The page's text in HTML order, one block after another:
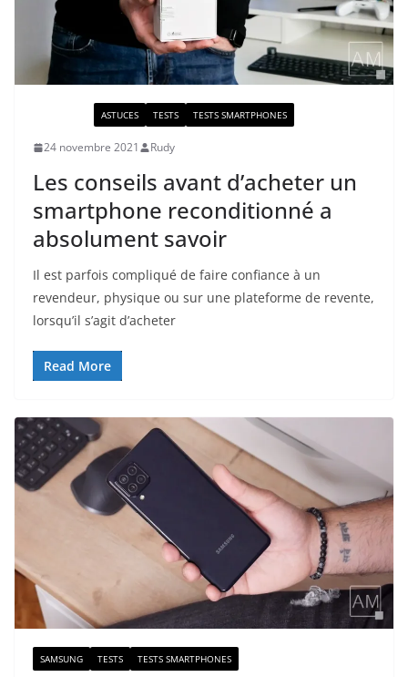
ASTUCES TESTS TESTS SMARTPHONES
24 novembre 2021 Rudy
Les conseils avant d’acheter un
smartphone reconditionné a
absolument savoir
Il est parfois compliqué de faire confiance à un
revendeur, physique ou sur une plateforme de revente,
lorsqu’il s’agit d’acheter
Read More
SAMSUNG TESTS TESTS SMARTPHONES